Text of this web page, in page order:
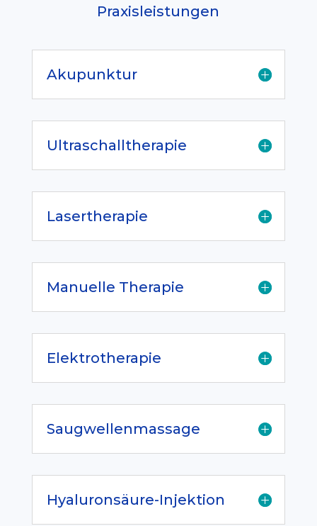
Praxisleistungen
Akupunktur
Ultraschalltherapie
Lasertherapie
Manuelle Therapie
Elektrotherapie
Saugwellenmassage
Hyaluronsäure-Injektion